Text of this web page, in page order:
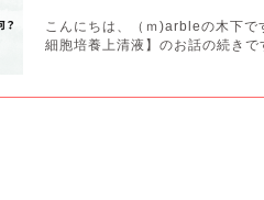
こんにちは、（ｍ)arbleの木下
細胞培養上清液】のお話の続き